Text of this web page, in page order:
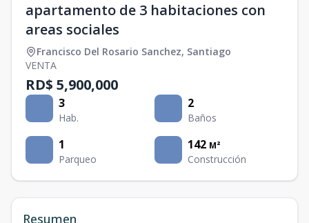
apartamento de 3 habitaciones con
areas sociales
Francisco Del Rosario Sanchez, Santiago
VENTA
RD$ 5,900,000
3
Hab.
2
Baños
1
Parqueo
142 M²
Construcción
Resumen